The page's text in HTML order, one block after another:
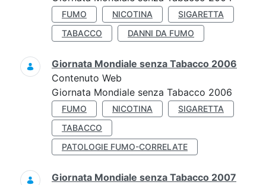
FUMO NICOTINA
SIGARETTA
TABACCO
DANNI DA FUMO
Giornata Mondiale senza Tabacco 2006
Contenuto Web
Giornata Mondiale senza Tabacco 2006
FUMO NICOTINA
SIGARETTA
TABACCO
PATOLOGIE FUMO-CORRELATE
Giornata Mondiale senza Tabacco 2007